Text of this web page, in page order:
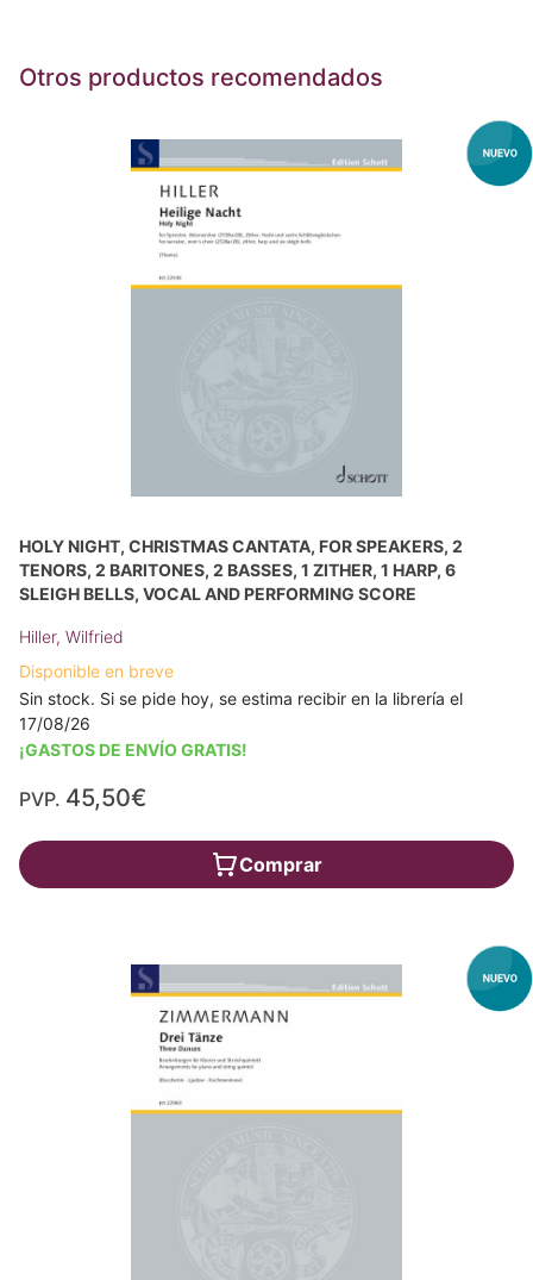
Otros productos recomendados
HOLY NIGHT, CHRISTMAS CANTATA, FOR SPEAKERS, 2
TENORS, 2 BARITONES, 2 BASSES, 1 ZITHER, 1 HARP, 6
SLEIGH BELLS, VOCAL AND PERFORMING SCORE
Hiller, Wilfried
Disponible en breve
Sin stock. Si se pide hoy, se estima recibir en la librería el
17/08/26
¡GASTOS DE ENVÍO GRATIS!
PVP. 45,50€
Comprar